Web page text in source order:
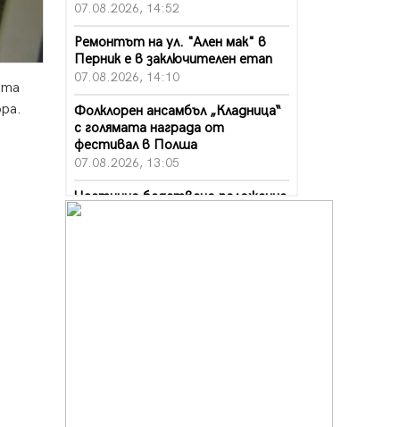
07.08.2026, 14:52
Ремонтът на ул. "Ален мак" в
Перник е в заключителен етап
07.08.2026, 14:10
Фолклорен ансамбъл „Кладница“
с голямата награда от
фестивал в Полша
07.08.2026, 13:05
Частично бедствено положение
в Перник заради пропаднал път,